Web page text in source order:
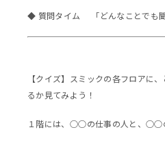
◆ 質問タイム 「どんなことでも聞
【クイズ】スミックの各フロアに
るか見てみよう！
１階には、○○の仕事の人と、○○